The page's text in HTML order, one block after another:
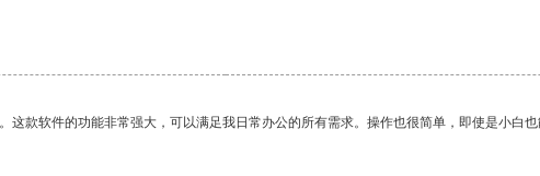
款软件的功能非常强大，可以满足我日常办公的所有需求。操作也很简单，即使是小白也